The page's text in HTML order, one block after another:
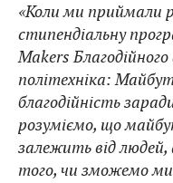
«Коли ми приймали
стипендіальну
Makers
політехніка:
благодійність
розуміємо, що
залежить від
того, чи зможемо